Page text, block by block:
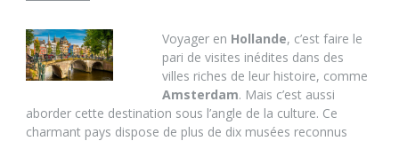
Voyager en Hollande, c’est faire le
pari de visites inédites dans des
villes riches de leur histoire, comme
Amsterdam. Mais c’est aussi
aborder cette destination sous l’angle de la culture. Ce
charmant pays dispose de plus de dix musées reconnus